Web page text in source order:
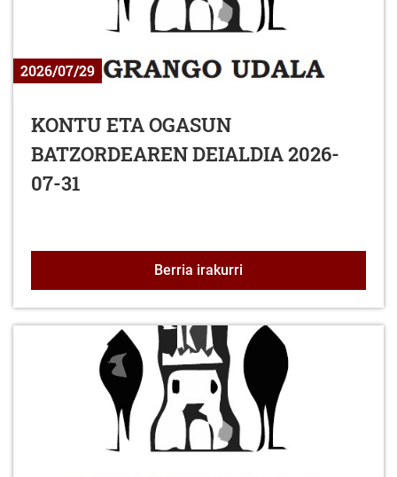
2026/07/29
KONTU ETA OGASUN
BATZORDEAREN DEIALDIA 2026-
07-31
Berria irakurri